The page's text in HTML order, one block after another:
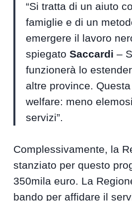
“Si tratta di un aiuto
famiglie e di un
emergere il lavoro
spiegatoSaccardi –
funzionerà lo
altre province.
welfare: meno
servizi”.
Complessivamente, la
stanziato per questo
350mila euro. La
bando per affidare il